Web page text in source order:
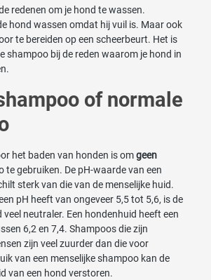
redenen om je hond te wassen.
hond wassen omdat hij vuil is. Maar ook
te bereiden op een scheerbeurt. Het is
shampoo bij de reden waarom je hond in
of normale
het baden van honden is omgeen
te gebruiken. De pH-waarde van een
sterk van die van de menselijke huid.
pH heeft van ongeveer 5,5 tot 5,6, is de
veel neutraler. Een hondenhuid heeft een
6,2 en 7,4. Shampoos die zijn
zijn veel zuurder dan die voor
van een menselijke shampoo kan de
van een hond verstoren.